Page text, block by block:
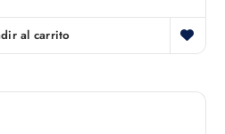
al carrito